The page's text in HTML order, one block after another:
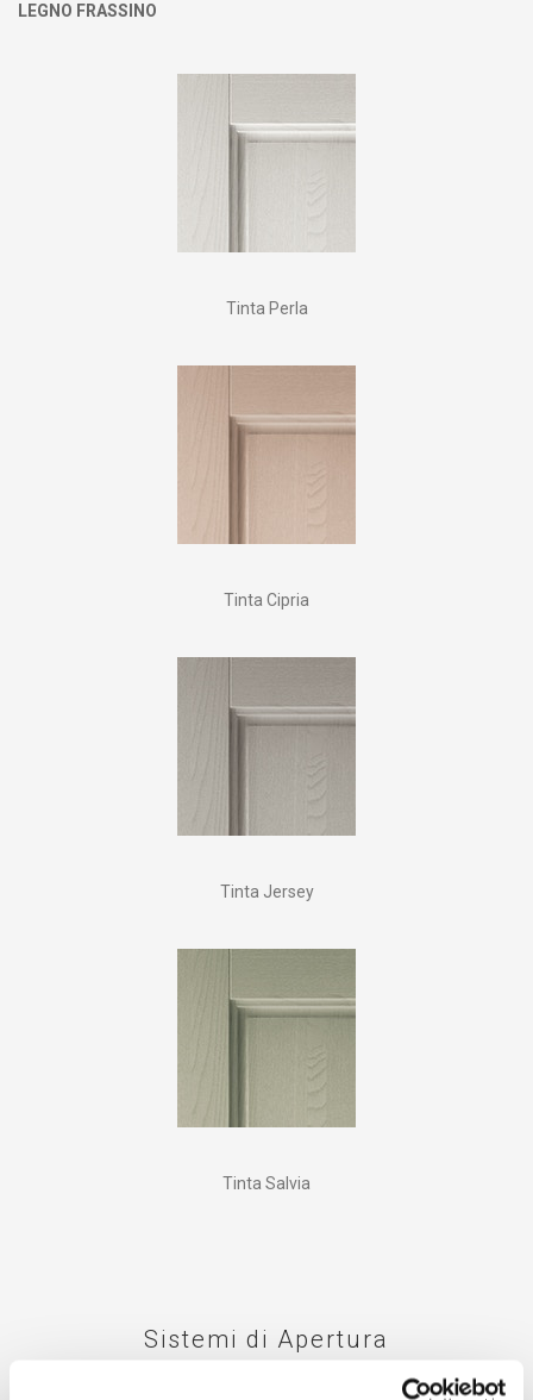
LEGNO FRASSINO
Tinta Perla
Tinta Cipria
Tinta Jersey
Tinta Salvia
Sistemi di Apertura